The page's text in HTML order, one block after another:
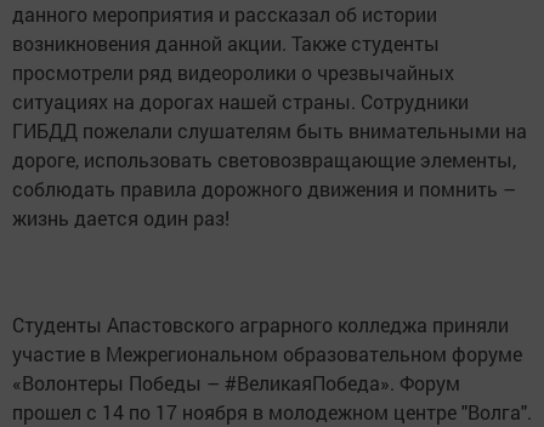
данного мероприятия и рассказал об истории
возникновения данной акции. Также студенты
просмотрели ряд видеоролики о чрезвычайных
ситуациях на дорогах нашей страны. Сотрудники
ГИБДД пожелали слушателям быть внимательными на
дороге, использовать световозвращающие элементы,
соблюдать правила дорожного движения и помнить –
жизнь дается один раз!
Студенты Апастовского аграрного колледжа приняли
участие в Межрегиональном образовательном форуме
«Волонтеры Победы – #ВеликаяПобеда». Форум
прошел с 14 по 17 ноября в молодежном центре "Волга".